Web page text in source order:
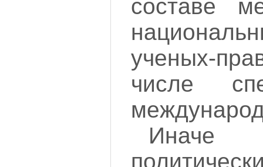
составе
ученых-
числе